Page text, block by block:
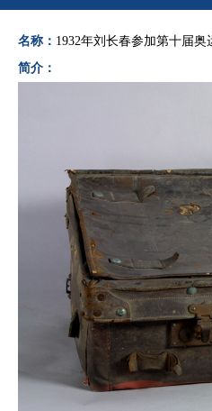
名称： 1932年刘长春参加第十届奥
简介：